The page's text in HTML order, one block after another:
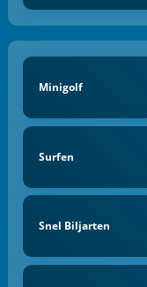
Minigolf
Surfen
Snel Biljarten